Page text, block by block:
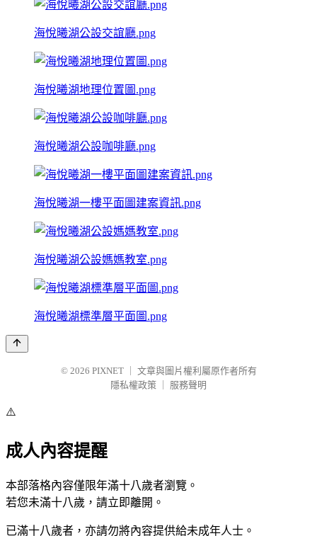
海悅曦湖公設交誼廳.png
海悅曦湖地理位置圖.png
海悅曦湖公設咖啡廳.png
海悅曦湖一樓平面圖建案資訊.png
海悅曦湖公設媽媽教室.png
海悅曦湖標準層平面圖.png
© 2026 PIXNET
文章與圖片權利屬原作者所有
隱私權政策
服務聲明
⚠️
成人內容提醒
本部落格內容僅限年滿十八歲者瀏覽。
若您未滿十八歲，請立即離開。
已滿十八歲者，亦請勿將內容提供給未成年人士。